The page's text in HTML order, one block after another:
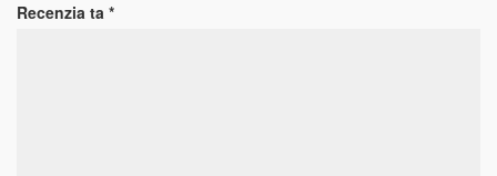
Recenzia ta *